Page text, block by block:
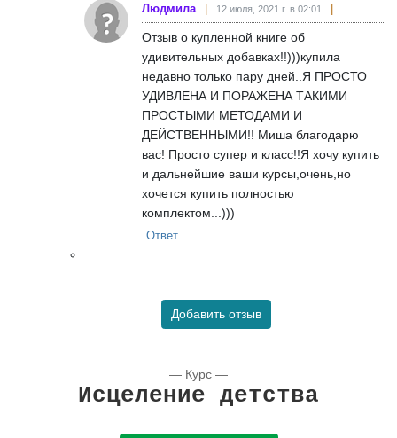
Людмила 12 июля, 2021 г. в 02:01
Отзыв о купленной книге об
удивительных добавках!!)))купила
недавно только пару дней..Я ПРОСТО
УДИВЛЕНА И ПОРАЖЕНА ТАКИМИ
ПРОСТЫМИ МЕТОДАМИ И
ДЕЙСТВЕННЫМИ!! Миша благодарю
вас! Просто супер и класс!!Я хочу купить
и дальнейшие ваши курсы,очень,но
хочется купить полностью
комплектом...)))
Ответ
Добавить отзыв
— Курс —
Исцеление детства